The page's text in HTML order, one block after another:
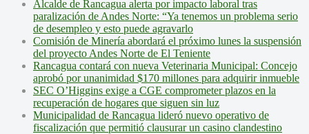
Alcalde de Rancagua alerta por impacto laboral tras
paralización de Andes Norte: “Ya tenemos un problema serio
de desempleo y esto puede agravarlo
Comisión de Minería abordará el próximo lunes la suspensión
del proyecto Andes Norte de El Teniente
Rancagua contará con nueva Veterinaria Municipal: Concejo
aprobó por unanimidad $170 millones para adquirir inmueble
SEC O’Higgins exige a CGE comprometer plazos en la
recuperación de hogares que siguen sin luz
Municipalidad de Rancagua lideró nuevo operativo de
fiscalización que permitió clausurar un casino clandestino